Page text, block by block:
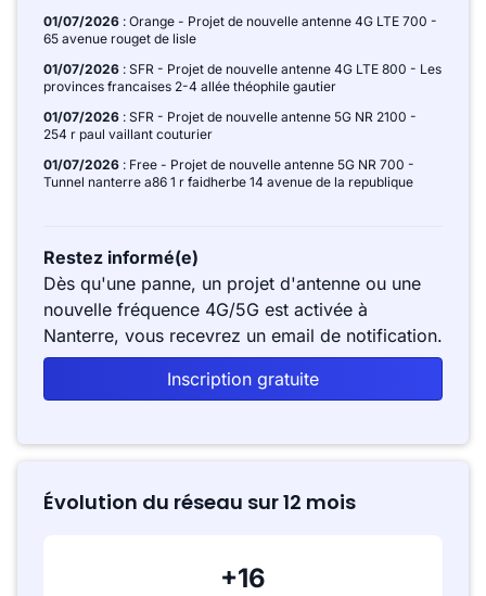
01/07/2026 : Orange - Projet de nouvelle antenne 4G LTE 700 -
65 avenue rouget de lisle
01/07/2026 : SFR - Projet de nouvelle antenne 4G LTE 800 - Les
provinces francaises 2-4 allée théophile gautier
01/07/2026 : SFR - Projet de nouvelle antenne 5G NR 2100 -
254 r paul vaillant couturier
01/07/2026 : Free - Projet de nouvelle antenne 5G NR 700 -
Tunnel nanterre a86 1 r faidherbe 14 avenue de la republique
Restez informé(e)
Dès qu'une panne, un projet d'antenne ou une
nouvelle fréquence 4G/5G est activée à
Nanterre, vous recevrez un email de notification.
Inscription gratuite
Évolution du réseau sur 12 mois
+16